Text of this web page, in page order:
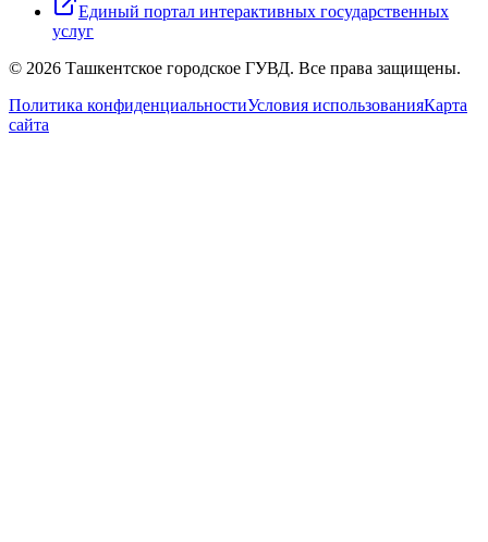
Единый портал интерактивных государственных
услуг
© 2026 Ташкентское городское ГУВД. Все права защищены.
Политика конфиденциальностиУсловия использованияКарта
сайта